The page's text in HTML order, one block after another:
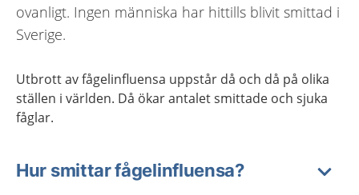
ovanligt. Ingen människa har hittills blivit smittad i
Sverige.
Utbrott av fågelinfluensa uppstår då och då på olika
ställen i världen. Då ökar antalet smittade och sjuka
fåglar.
Hur smittar fågelinfluensa?